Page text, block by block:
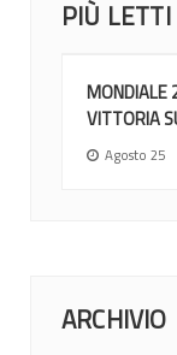
PIÙ LETTI
MONDIALE
VITTORIA
Agosto 25
ARCHIVIO